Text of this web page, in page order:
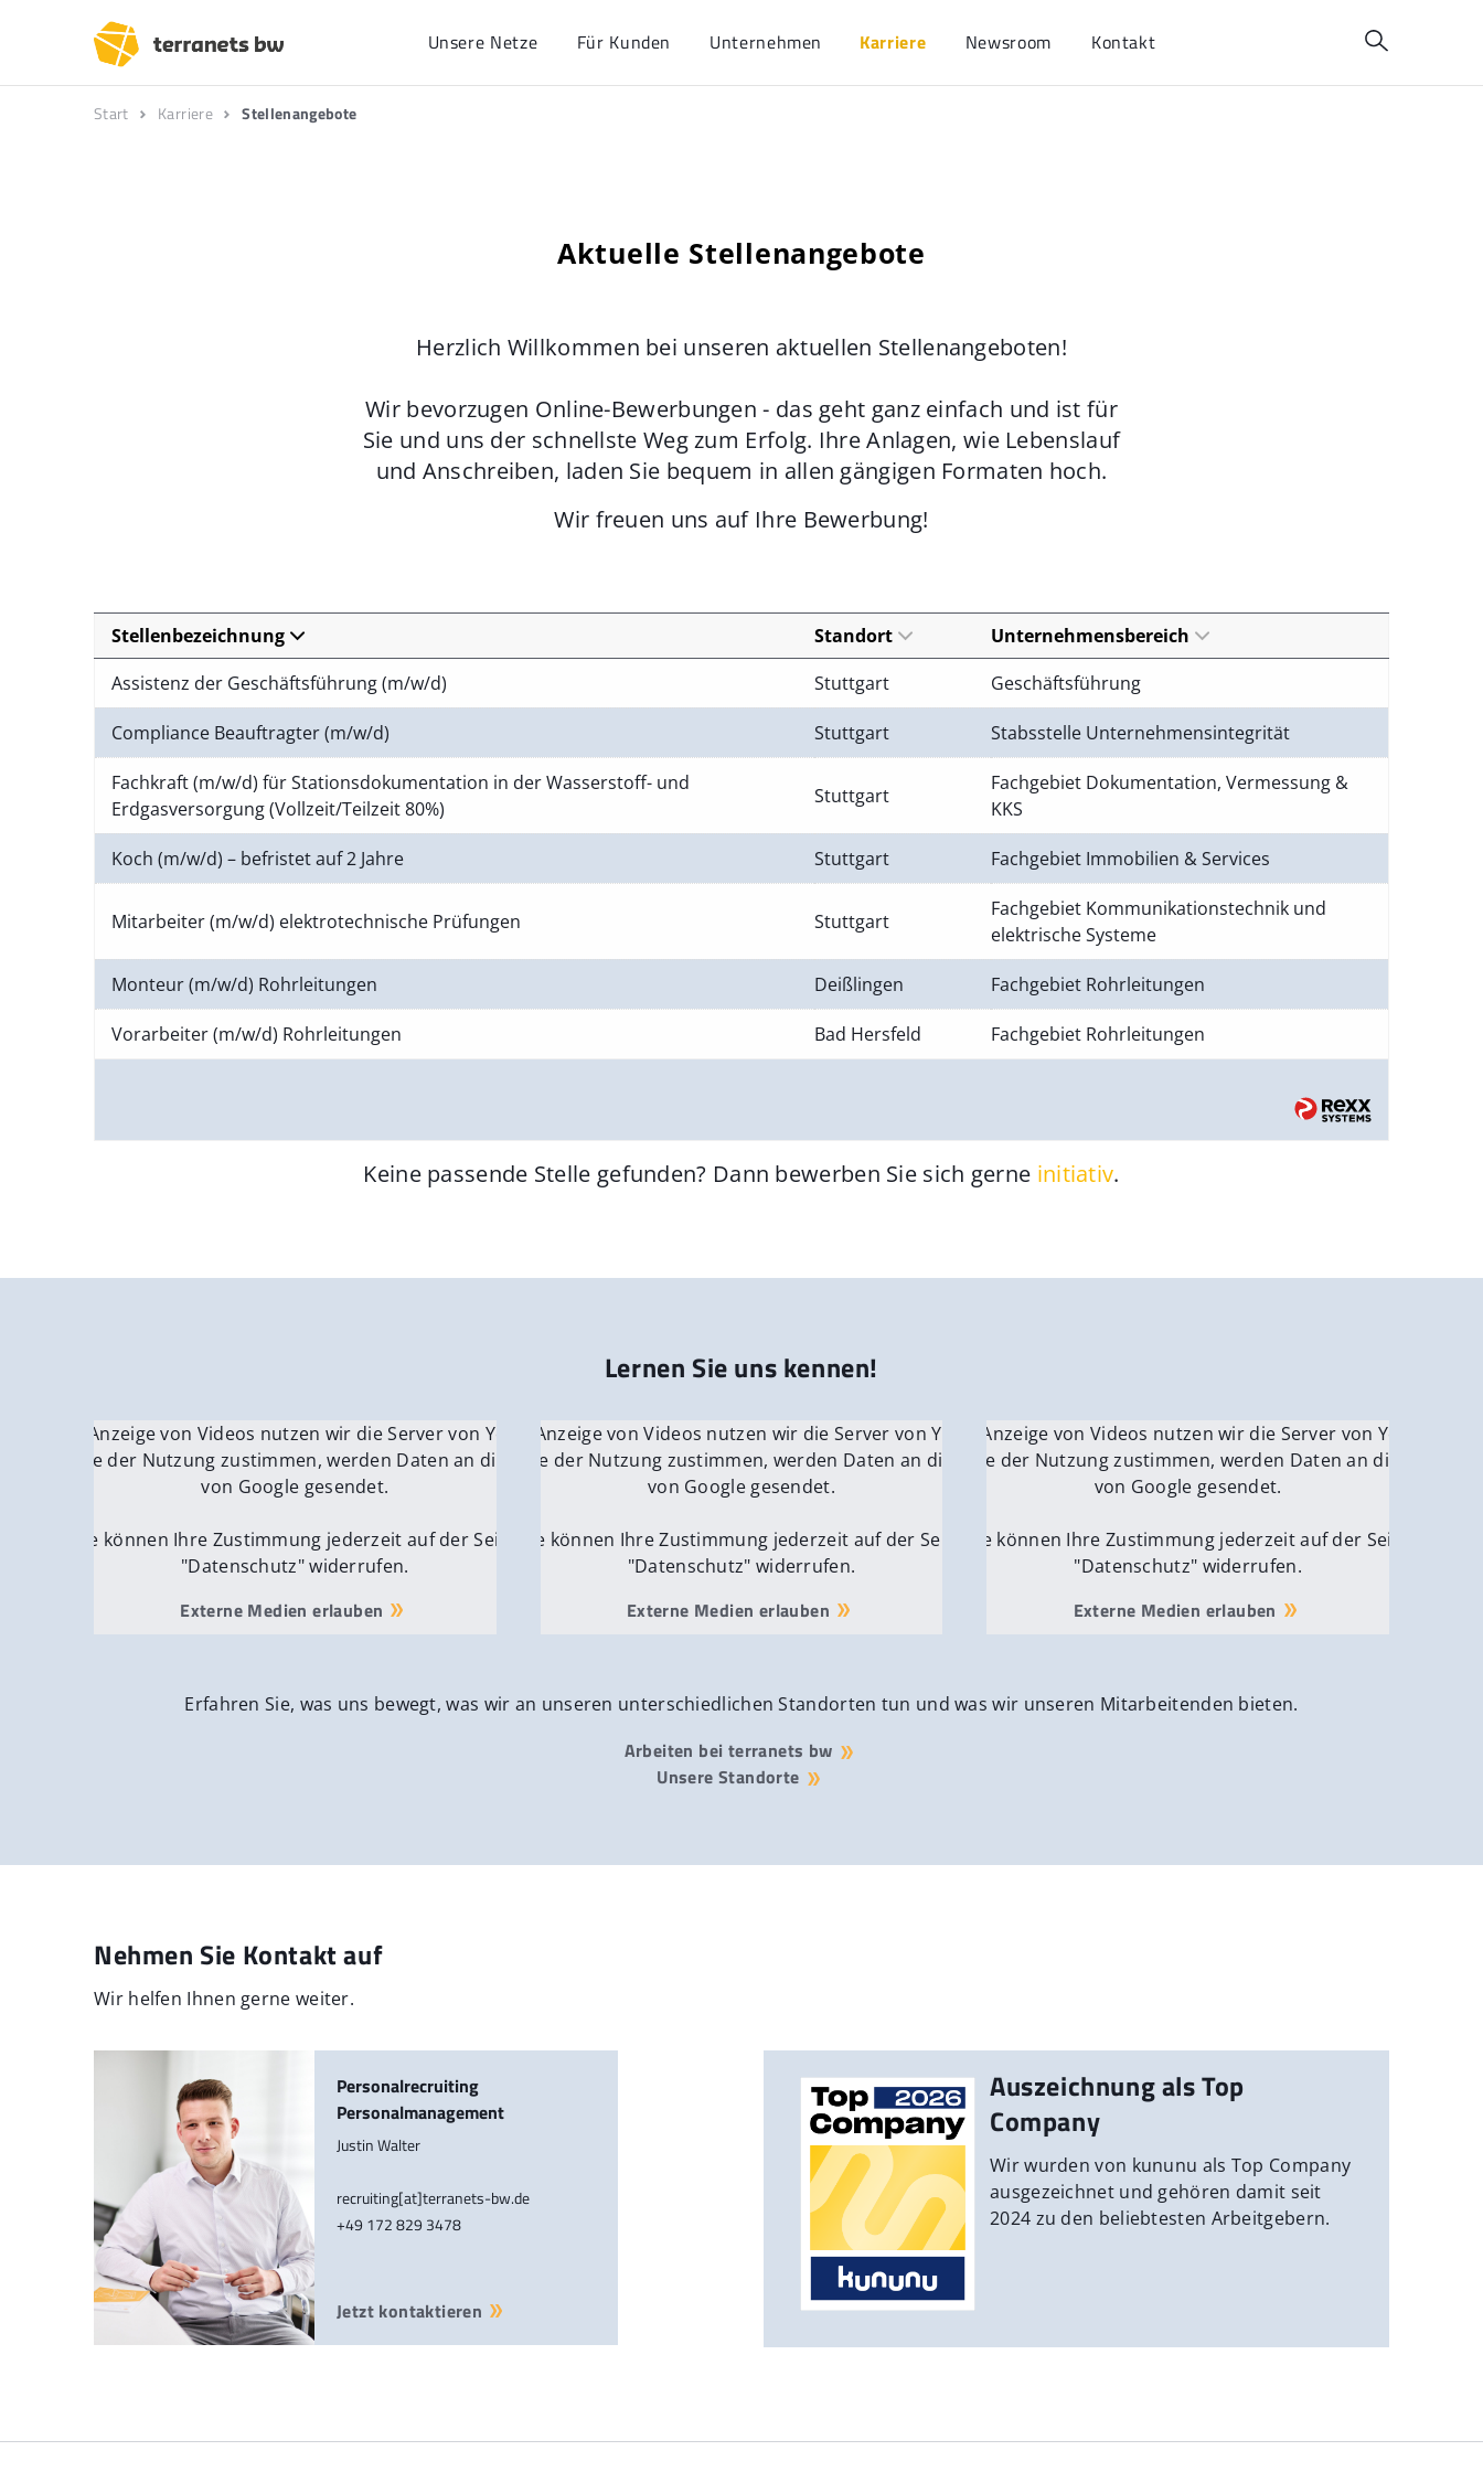
Unsere Netze Für Kunden Unternehmen Karriere Newsroom Kontakt
Start Karriere Stellenangebote
Aktuelle Stellenangebote
Herzlich Willkommen bei unseren aktuellen Stellenangeboten!
Wir bevorzugen Online-Bewerbungen - das geht ganz einfach und ist für
Sie und uns der schnellste Weg zum Erfolg. Ihre Anlagen, wie Lebenslauf
und Anschreiben, laden Sie bequem in allen gängigen Formaten hoch.
Wir freuen uns auf Ihre Bewerbung!
Stellenbezeichnung Standort
Unternehmensbereich
Assistenz der Geschäftsführung (m/w/d)
Stuttgart Geschäftsführung
Compliance Beauftragter (m/w/d) Stuttgart Stabsstelle Unternehmensintegrität
Fachkraft (m/w/d) für Stationsdokumentation in der Wasserstoff- und
Erdgasversorgung (Vollzeit/Teilzeit 80%)
Stuttgart
Fachgebiet Dokumentation, Vermessung &
KKS
Koch (m/w/d) – befristet auf 2 Jahre Stuttgart Fachgebiet Immobilien & Services
Mitarbeiter (m/w/d) elektrotechnische Prüfungen Stuttgart
Fachgebiet Kommunikationstechnik und
elektrische Systeme
Monteur (m/w/d) Rohrleitungen Deißlingen Fachgebiet Rohrleitungen
Vorarbeiter (m/w/d) Rohrleitungen Bad Hersfeld Fachgebiet Rohrleitungen
Keine passende Stelle gefunden? Dann bewerben Sie sich gerne initiativ.
Lernen Sie uns kennen!
Für die Anzeige von Videos nutzen wir die Server von YouTube.
Wenn Sie der Nutzung zustimmen, werden Daten an die Server
von Google gesendet.
Sie können Ihre Zustimmung jederzeit auf der Seite
"Datenschutz" widerrufen.
Externe Medien erlauben
Für die Anzeige von Videos nutzen wir die Server von YouTube.
Wenn Sie der Nutzung zustimmen, werden Daten an die Server
von Google gesendet.
Sie können Ihre Zustimmung jederzeit auf der Seite
"Datenschutz" widerrufen.
Externe Medien erlauben
Für die Anzeige von Videos nutzen wir die Server von YouTube.
Wenn Sie der Nutzung zustimmen, werden Daten an die Server
von Google gesendet.
Sie können Ihre Zustimmung jederzeit auf der Seite
"Datenschutz" widerrufen.
Externe Medien erlauben
Erfahren Sie, was uns bewegt, was wir an unseren unterschiedlichen Standorten tun und was wir unseren Mitarbeitenden bieten.
Arbeiten bei terranets bw
Unsere Standorte
Nehmen Sie Kontakt auf
Wir helfen Ihnen gerne weiter.
Personalrecruiting
Personalmanagement
Justin Walter
recruiting[at]terranets-bw.de
+49 172 829 3478
Jetzt kontaktieren
Auszeichnung als Top
Company
Wir wurden von kununu als Top Company
ausgezeichnet und gehören damit seit
2024 zu den beliebtesten Arbeitgebern.